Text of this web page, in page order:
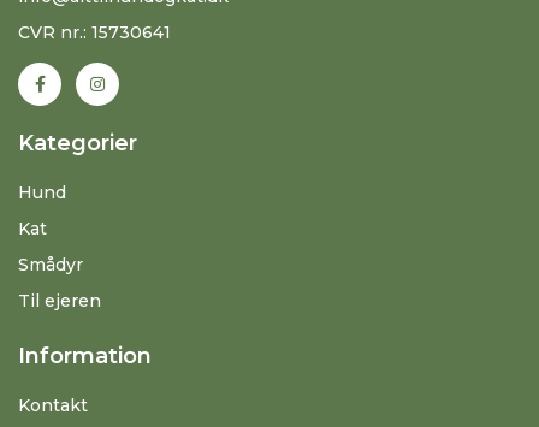
CVR nr.: 15730641
Kategorier
Hund
Kat
Smådyr
Til ejeren
Information
Kontakt